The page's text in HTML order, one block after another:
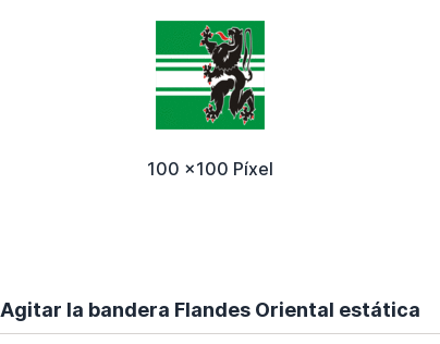
100 x100 Píxel
Agitar la bandera Flandes Oriental estática